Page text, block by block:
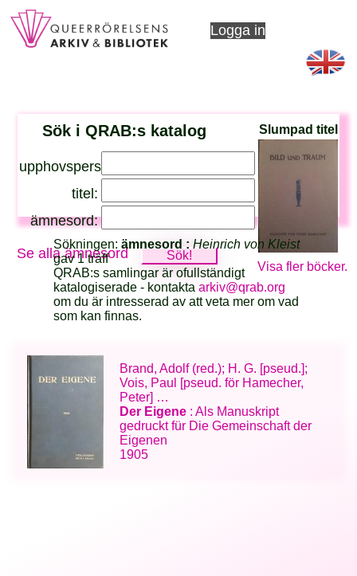
Logga in
Sök i QRAB:s katalog
upphovsperson:
titel:
ämnesord:
Se alla ämnesord
Slumpad titel
Visa fler böcker.
Sökningen:ämnesord :Heinrich von Kleist
gav 1 träff
QRAB:s samlingar är ofullständigt
katalogiserade - kontaktaarkiv@qrab.org
om du är intresserad av att veta mer om vad
som kan finnas.
Brand, Adolf (red.); H. G. [pseud.];
Vois, Paul [pseud. för Hamecher,
Peter] …
Der Eigene : Als Manuskript
gedruckt für Die Gemeinschaft der
Eigenen
1905